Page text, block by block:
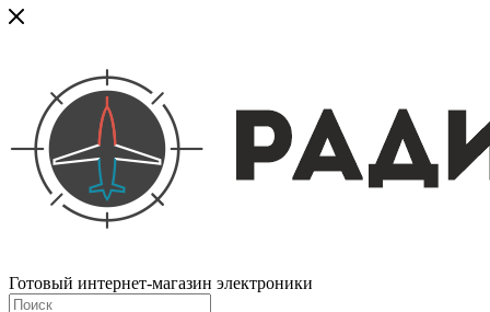
Готовый интернет-магазин электроники